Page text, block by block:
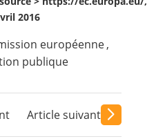
2016
européenne ,
publique
Article suivant